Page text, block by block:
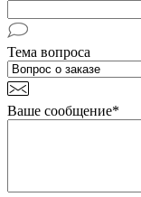
Тема вопроса
Ваше сообщение*